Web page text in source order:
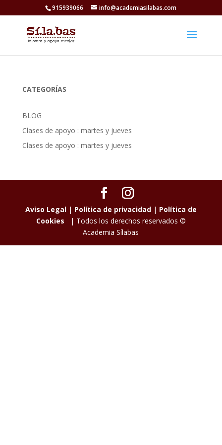
915939066 info@academiasilabas.com
CATEGORÍAS
BLOG
Clases de apoyo : martes y jueves
Clases de apoyo : martes y jueves
Aviso Legal| Política de privacidad| Política de
Cookies | Todos los derechos reservados ©
Academia Sílabas